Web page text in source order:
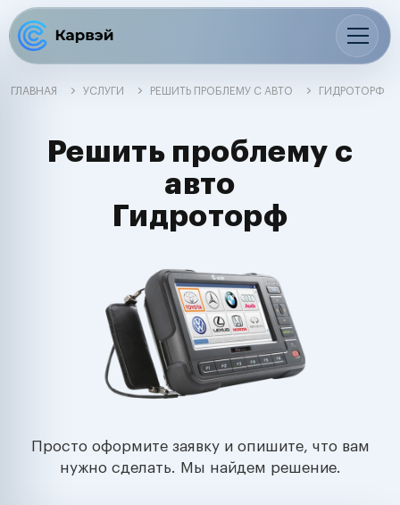
ГЛАВНАЯ УСЛУГИ РЕШИТЬ ПРОБЛЕМУ С АВТО ГИДРОТОРФ
Решить проблему с
авто
Гидроторф
Просто оформите заявку и опишите, что вам
нужно сделать. Мы найдем решение.